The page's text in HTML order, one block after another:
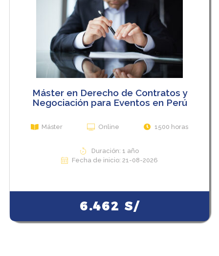
Máster en Derecho de Contratos y
Negociación para Eventos en Perú
Máster Online 1500 horas
Duración: 1 año
Fecha de inicio: 21-08-2026
6.462 S/